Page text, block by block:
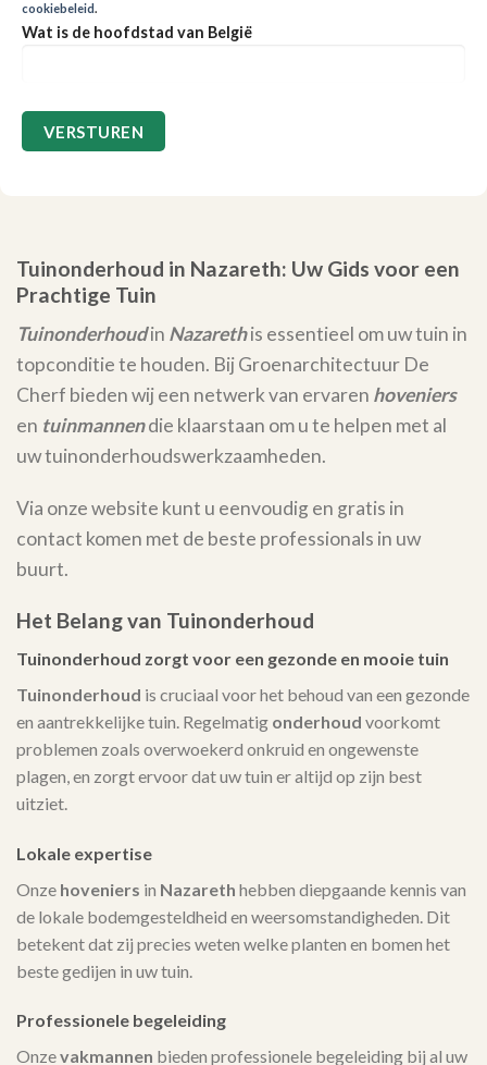
cookiebeleid.
Wat is de hoofdstad van België
Tuinonderhoud in Nazareth: Uw Gids voor een
Prachtige Tuin
Tuinonderhoudin Nazarethis essentieel om uw tuin in
topconditie te houden. Bij Groenarchitectuur De
Cherf bieden wij een netwerk van ervaren hoveniers
en tuinmannendie klaarstaan om u te helpen met al
uw tuinonderhoudswerkzaamheden.
Via onze website kunt u eenvoudig en gratis in
contact komen met de beste professionals in uw
buurt.
Het Belang van Tuinonderhoud
Tuinonderhoud zorgt voor een gezonde en mooie tuin
Tuinonderhoud is cruciaal voor het behoud van een gezonde
en aantrekkelijke tuin. Regelmatig onderhoud voorkomt
problemen zoals overwoekerd onkruid en ongewenste
plagen, en zorgt ervoor dat uw tuin er altijd op zijn best
uitziet.
Lokale expertise
Onze hoveniers in Nazareth hebben diepgaande kennis van
de lokale bodemgesteldheid en weersomstandigheden. Dit
betekent dat zij precies weten welke planten en bomen het
beste gedijen in uw tuin.
Professionele begeleiding
Onzevakmannen bieden professionele begeleiding bij al uw